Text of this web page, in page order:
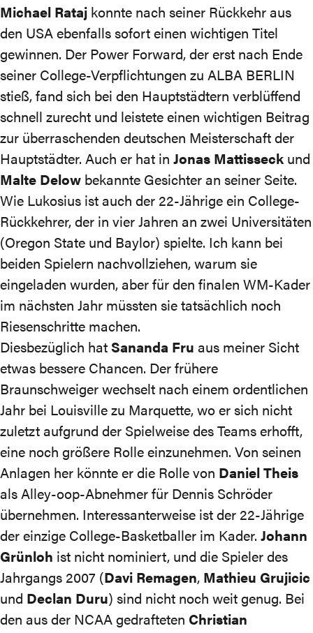
Michael Rataj konnte nach seiner Rückkehr aus
den USA ebenfalls sofort einen wichtigen Titel
gewinnen. Der Power Forward, der erst nach Ende
seiner College-Verpflichtungen zu ALBA BERLIN
stieß, fand sich bei den Hauptstädtern verblüffend
schnell zurecht und leistete einen wichtigen Beitrag
zur überraschenden deutschen Meisterschaft der
Hauptstädter. Auch er hat in Jonas Mattisseck und
Malte Delow bekannte Gesichter an seiner Seite.
Wie Lukosius ist auch der 22-Jährige ein College-
Rückkehrer, der in vier Jahren an zwei Universitäten
(Oregon State und Baylor) spielte. Ich kann bei
beiden Spielern nachvollziehen, warum sie
eingeladen wurden, aber für den finalen WM-Kader
im nächsten Jahr müssten sie tatsächlich noch
Riesenschritte machen.
Diesbezüglich hatSananda Fru aus meiner Sicht
etwas bessere Chancen. Der frühere
Braunschweiger wechselt nach einem ordentlichen
Jahr bei Louisville zu Marquette, wo er sich nicht
zuletzt aufgrund der Spielweise des Teams erhofft,
eine noch größere Rolle einzunehmen. Von seinen
Anlagen her könnte er die Rolle von Daniel Theis
als Alley-oop-Abnehmer für Dennis Schröder
übernehmen. Interessanterweise ist der 22-Jährige
der einzige College-Basketballer im Kader. Johann
Grünloh ist nicht nominiert, und die Spieler des
Jahrgangs 2007 (Davi Remagen, Mathieu Grujicic
und Declan Duru) sind nicht noch weit genug. Bei
den aus der NCAA gedrafteten Christian